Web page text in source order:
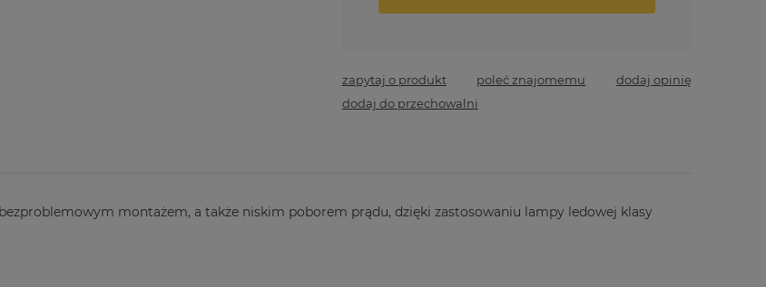
zapytaj o produkt poleć znajomemu
dodaj opinię
dodaj do przechowalni
montażem, a także niskim poborem prądu, dzięki zastosowaniu lampy ledowej klasy